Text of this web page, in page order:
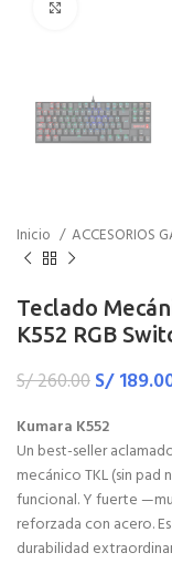
Inicio ACCESORIOS
Teclado
K552 RGB
S/260.00S/
Kumara K552
Un best-seller
mecánico TKL (sin
funcional. Y fuerte
reforzada con acero.
durabilidad